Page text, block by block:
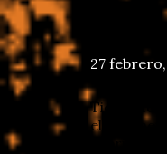
27
Tienes
el
reprimida